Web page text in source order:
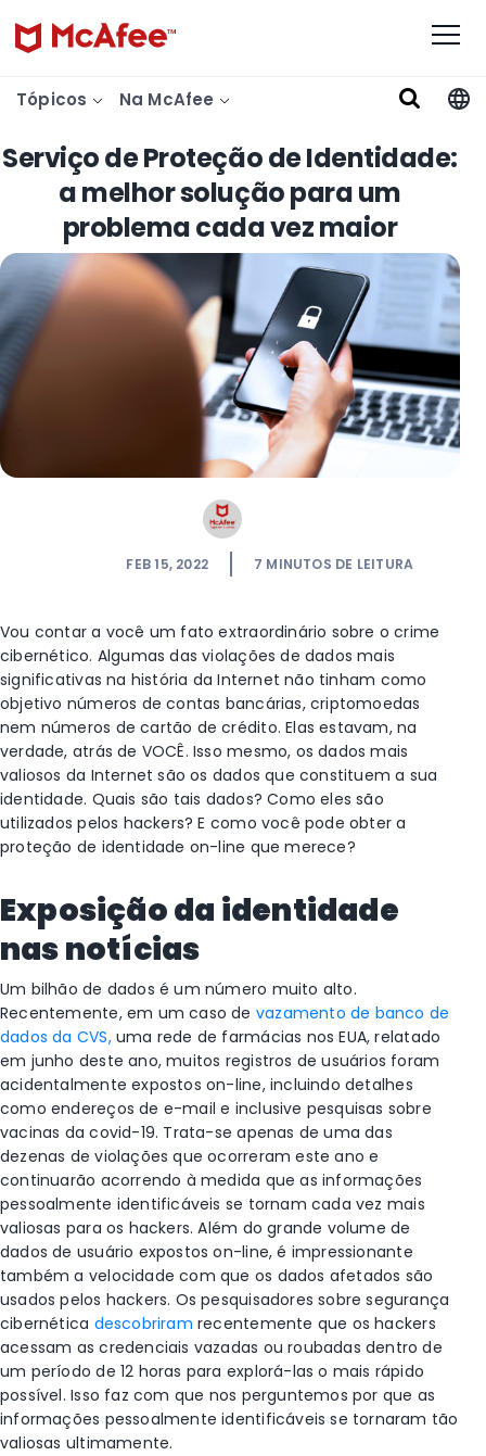
Tópicos Na McAfee
Serviço de Proteção de Identidade:
a melhor solução para um
problema cada vez maior
FEB 15, 2022 7 MINUTOS DE LEITURA
Vou contar a você um fato extraordinário sobre o crime
cibernético. Algumas das violações de dados mais
significativas na história da Internet não tinham como
objetivo números de contas bancárias, criptomoedas
nem números de cartão de crédito. Elas estavam, na
verdade, atrás de VOCÊ. Isso mesmo, os dados mais
valiosos da Internet são os dados que constituem a sua
identidade. Quais são tais dados? Como eles são
utilizados pelos hackers? E como você pode obter a
proteção de identidade on-line que merece?
Exposição da identidade
nas notícias
Um bilhão de dados é um número muito alto.
Recentemente, em um caso de vazamento de banco de
dados da CVS,uma rede de farmácias nos EUA, relatado
em junho deste ano, muitos registros de usuários foram
acidentalmente expostos on-line, incluindo detalhes
como endereços de e-mail e inclusive pesquisas sobre
vacinas da covid-19. Trata-se apenas de uma das
dezenas de violações que ocorreram este ano e
continuarão acorrendo à medida que as informações
pessoalmente identificáveis se tornam cada vez mais
valiosas para os hackers. Além do grande volume de
dados de usuário expostos on-line, é impressionante
também a velocidade com que os dados afetados são
usados pelos hackers. Os pesquisadores sobre segurança
cibernética descobriram recentemente que os hackers
acessam as credenciais vazadas ou roubadas dentro de
um período de 12 horas para explorá-las o mais rápido
possível. Isso faz com que nos perguntemos por que as
informações pessoalmente identificáveis se tornaram tão
valiosas ultimamente.